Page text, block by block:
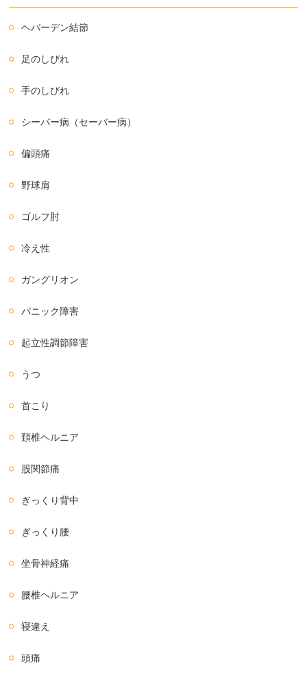
ヘバーデン結節
足のしびれ
手のしびれ
シーバー病（セーバー病）
偏頭痛
野球肩
ゴルフ肘
冷え性
ガングリオン
パニック障害
起立性調節障害
うつ
首こり
頚椎ヘルニア
股関節痛
ぎっくり背中
ぎっくり腰
坐骨神経痛
腰椎ヘルニア
寝違え
頭痛